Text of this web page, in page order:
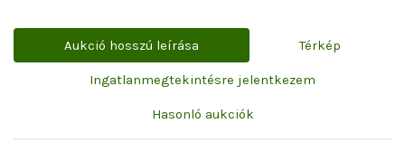
Aukció hosszú leírása Térkép
Ingatlanmegtekintésre jelentkezem
Hasonló aukciók